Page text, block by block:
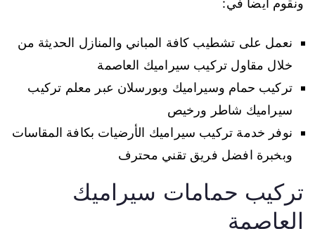
ونقوم أيضا في:
نعمل على تشطيب كافة المباني والمنازل الحديثة من
خلال مقاول تركيب سيراميك العاصمة
تركيب حمام وسيراميك وبورسلان عبر معلم تركيب
سيراميك شاطر ورخيص
نوفر خدمة تركيب سيراميك الأرضيات بكافة المقاسات
وبخبرة افضل فريق تقني محترف
تركيب حمامات سيراميك
العاصمة